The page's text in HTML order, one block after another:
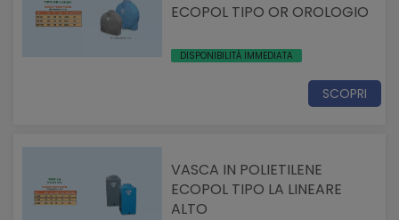
ECOPOL TIPO OR OROLOGIO
DISPONIBILITÀ IMMEDIATA
SCOPRI
VASCA IN POLIETILENE
ECOPOL TIPO LA LINEARE
ALTO